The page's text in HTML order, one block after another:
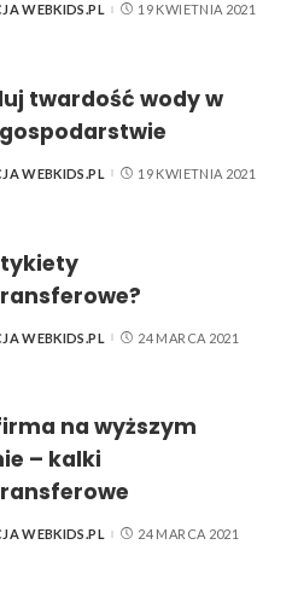
WEBKIDS.PL 19 KWIETNIA 2021
twardość wody w
WEBKIDS.PL 19 KWIETNIA 2021
WEBKIDS.PL 24 MARCA 2021
na wyższym
– kalki
WEBKIDS.PL 24 MARCA 2021